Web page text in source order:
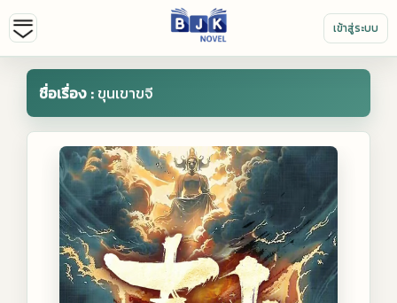
เข้าสู่ระบบ
ชื่อเรื่อง :ขุนเขาขจี